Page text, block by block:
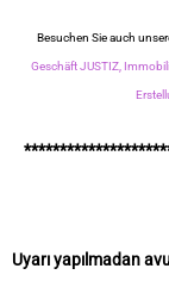
Besuchen Sie auch
Geschäft JUSTIZ,
Uyarı yapılmadan